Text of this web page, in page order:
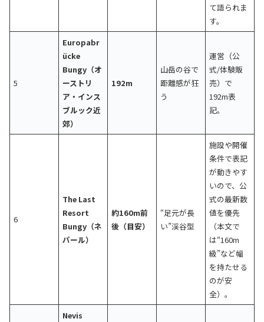
て語られま
す。
5
Europabr
ücke
Bungy（オ
ーストリ
ア・インス
ブルック近
郊）
192m
山岳の谷で
距離感が狂
う
運営（公
式/体験販
売）で
192m表
記。
6
The Last
Resort
Bungy（ネ
パール）
約160m前
後（目安）
“足元が長
い”渓谷型
施設や開催
条件で表記
が動きやす
いので、公
式の最新数
値を優先
（本文で
は“160m
級”など幅
を持たせる
のが安
全）。
Nevis